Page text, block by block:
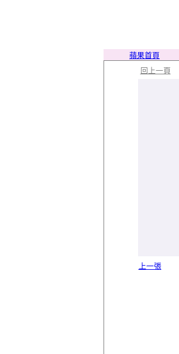
蘋果首頁
回上一頁
上一張